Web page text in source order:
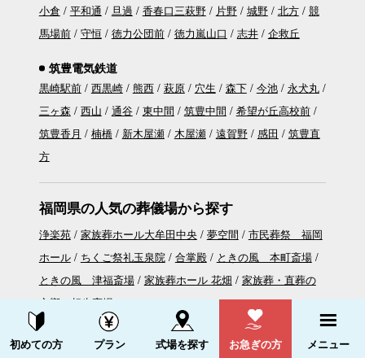
小倉 平和通 旦過 香春口三萩野 片野 城野 北方
競
馬場前
守恒 徳力公団前 徳力嵐山口 志井 企救丘
筑豊電気鉄道
黒崎駅前 西黒崎 熊西 萩原 穴生 森下 今池
永犬丸
三ヶ森
西山 通谷 東中間 筑豊中間
希望が丘高校前
筑豊香月
楠橋 新木屋瀬 木屋瀬 遠賀野 感田
筑豊直
方
福岡県の人気の葬儀場から探す
浄楽苑 家族葬ホール大牟田中央 夢空間
市民葬祭 福岡
ホール
ちくご祭礼玉泉院 合掌殿
ときの風 本町斎場
ときの風 津福斎場
家族葬ホール 花畑
家族葬・直葬の
心響 相生斎場
葬儀プランを探す
資料請求する 電話をかける
初めての方 プラン 式場を探す お急ぎの方 メニュー